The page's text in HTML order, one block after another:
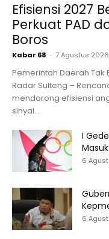
Efisiensi 2027
Perkuat PAD
Boros
Kabar 68 - 7 Agustus 2026
Pemerintah Daerah Tak
Radar Sulteng –
mendorong efisiensi
sinyal...
I
6
6